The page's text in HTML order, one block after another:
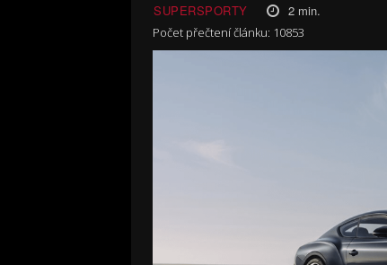
SUPERSPORTY 2min.
Počet přečtení článku: 10853